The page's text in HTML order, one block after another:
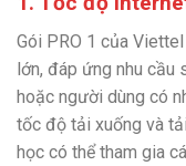
Gói PRO 1 của
lớn, đáp ứng nhu cầu
hoặc người dùng có
tốc độ tải xuống và
học có thể tham gia